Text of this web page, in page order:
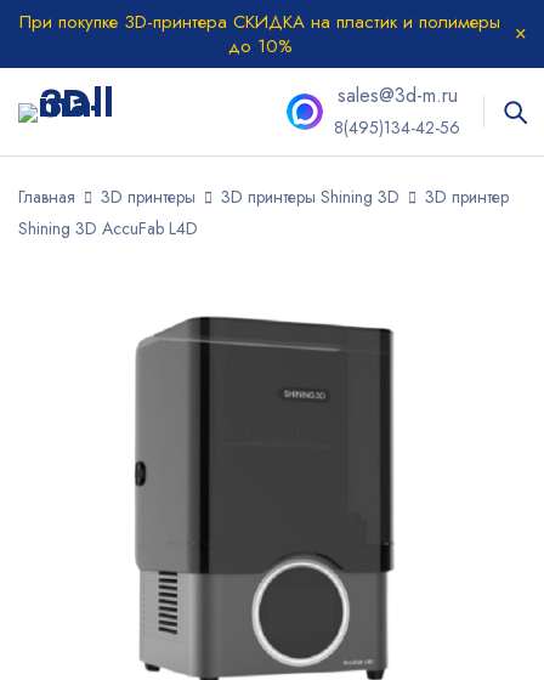
При покупке 3D-принтера СКИДКА на пластик и полимеры
до 10%
sales@3d-m.ru
8(495)134-42-56
Главная 3D принтеры 3D принтеры Shining 3D
3D принтер
Shining 3D AccuFab L4D